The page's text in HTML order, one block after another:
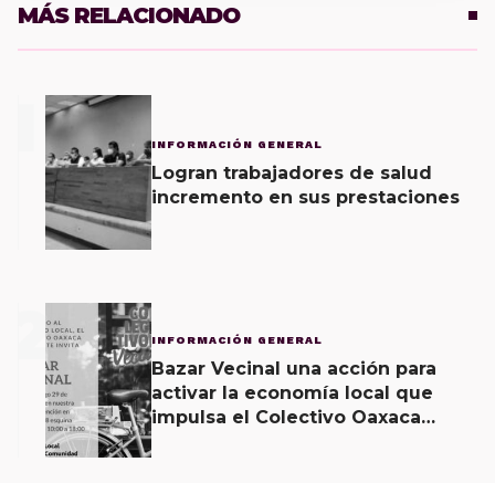
MÁS RELACIONADO
INFORMACIÓN GENERAL
Logran trabajadores de salud
incremento en sus prestaciones
2 INFORMACIÓN GENERAL
Bazar Vecinal una acción para
activar la economía local que
impulsa el Colectivo Oaxaca